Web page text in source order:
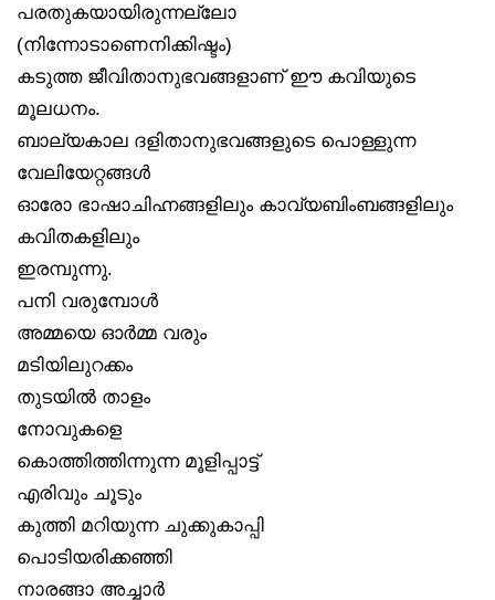
പരതുകയായിരുന്നല്ലോ
(നിന്നോടാണെനിക്കിഷ്ടം)
കടുത്ത ജീവിതാനുഭവങ്ങളാണ് ഈ കവിയുടെ
മൂലധനം.
ബാല്യകാല ദളിതാനുഭവങ്ങളുടെ പൊള്ളുന്ന
വേലിയേറ്റങ്ങൾ
ഓരോ ഭാഷാചിഹ്നങ്ങളിലും കാവ്യബിംബങ്ങളിലും
കവിതകളിലും
ഇരമ്പുന്നു.
പനി വരുമ്പോൾ
അമ്മയെ ഓർമ്മ വരും
മടിയിലുറക്കം
തുടയിൽ താളം
നോവുകളെ
കൊത്തിത്തിന്നുന്ന മൂളിപ്പാട്ട്
എരിവും ചൂടും
കുത്തി മറിയുന്ന ചുക്കുകാപ്പി
പൊടിയരിക്കഞ്ഞി
നാരങ്ങാ അച്ചാർ